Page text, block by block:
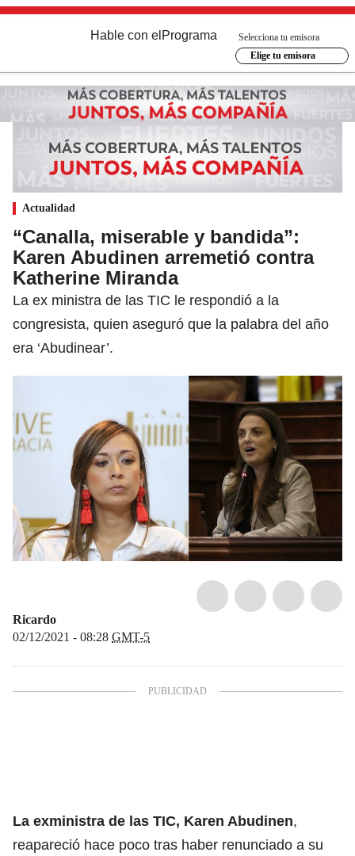
Hable con el Programa
Selecciona tu emisora
Elige tu emisora
Actualidad
“Canalla, miserable y bandida”:
Karen Abudinen arremetió contra
Katherine Miranda
La ex ministra de las TIC le respondió a la
congresista, quien aseguró que la palabra del año
era ‘Abudinear’.
Ricardo
02/12/2021 - 08:28 GMT-5
La exministra de las TIC, Karen Abudinen,
reapareció hace poco tras haber renunciado a su